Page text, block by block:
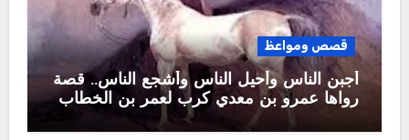
قصص ومواعظ
أجبن الناس وأحيل الناس وأشجع الناس.. قصة
رواها عمرو بن معدي كرب لعمر بن الخطاب